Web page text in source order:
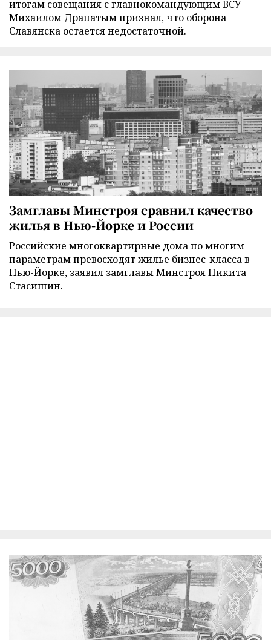
итогам совещания с главнокомандующим ВСУ
Михаилом Драпатым признал, что оборона
Славянска остается недостаточной.
Замглавы Минстроя сравнил качество
жилья в Нью-Йорке и России
Российские многоквартирные дома по многим
параметрам превосходят жилье бизнес-класса в
Нью-Йорке, заявил замглавы Минстроя Никита
Стасишин.